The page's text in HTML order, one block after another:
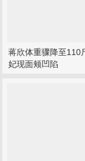
蒋欣体重骤降至110
妃现面颊凹陷